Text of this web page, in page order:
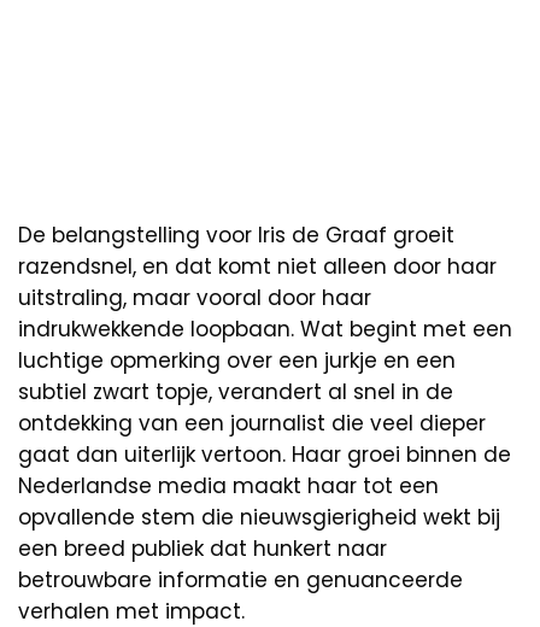
De belangstelling voor Iris de Graaf groeit
razendsnel, en dat komt niet alleen door haar
uitstraling, maar vooral door haar
indrukwekkende loopbaan. Wat begint met een
luchtige opmerking over een jurkje en een
subtiel zwart topje, verandert al snel in de
ontdekking van een journalist die veel dieper
gaat dan uiterlijk vertoon. Haar groei binnen de
Nederlandse media maakt haar tot een
opvallende stem die nieuwsgierigheid wekt bij
een breed publiek dat hunkert naar
betrouwbare informatie en genuanceerde
verhalen met impact.